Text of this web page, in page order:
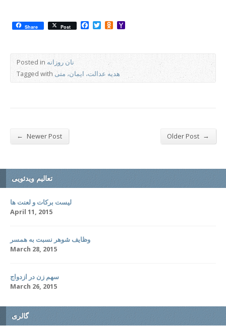
Share Post Facebook
TwitterOdnoklassniki
Posted in نان روزانه
Tagged withهدیه عدالت، ایمان، متی
← Newer Post Older Post →
تعالیم ویدئویی
لیست برکات و لعنت ها
April 11, 2015
وظایف شوهر نسبت به همسر
March 28, 2015
سهم زن در ازدواج
March 26, 2015
گالری